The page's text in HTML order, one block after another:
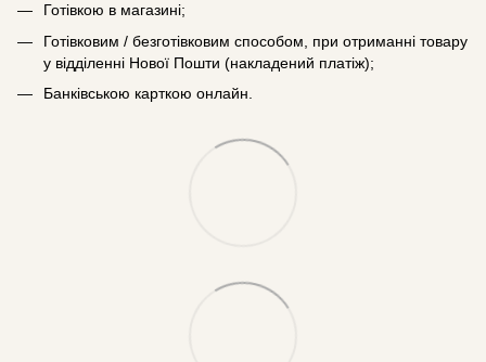
Готівкою в магазині;
Готівковим / безготівковим способом, при отриманні товару
у відділенні Нової Пошти (накладений платіж);
Банківською карткою онлайн.